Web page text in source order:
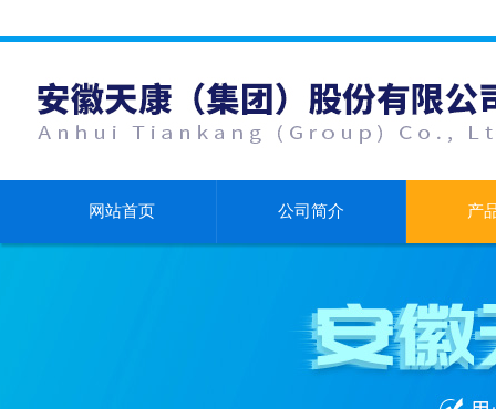
网站首页 公司简介 产